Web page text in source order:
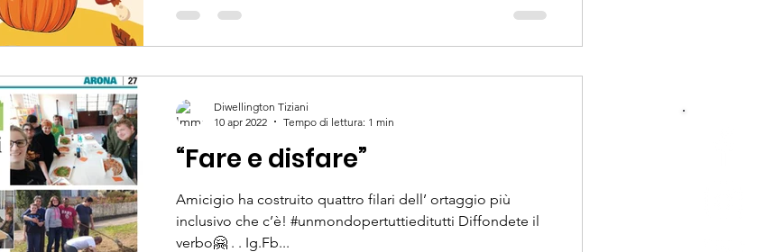
“Fare e disfare”
Amicigio ha costruito quattro filari dell’ ortaggio più
inclusivo che c’è! #unmondopertuttieditutti Diffondete il
verbo🤗 . . Ig.Fb...
Diwellington Tiziani
10 apr 2022
Tempo di lettura: 1 min